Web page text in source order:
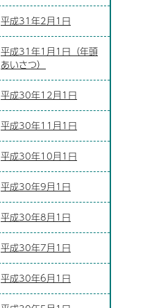
平成31年2月1日
平成31年1月1日（年頭
あいさつ）
平成30年12月1日
平成30年11月1日
平成30年10月1日
平成30年9月1日
平成30年8月1日
平成30年7月1日
平成30年6月1日